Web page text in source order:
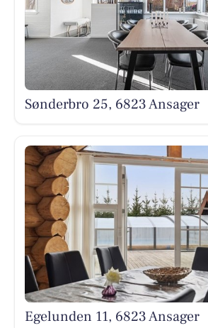
Sønderbro 25, 6823 Ansager
Egelunden 11, 6823 Ansager